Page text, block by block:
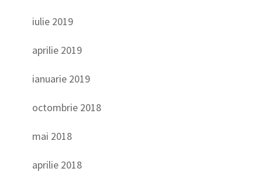
iulie 2019
aprilie 2019
ianuarie 2019
octombrie 2018
mai 2018
aprilie 2018